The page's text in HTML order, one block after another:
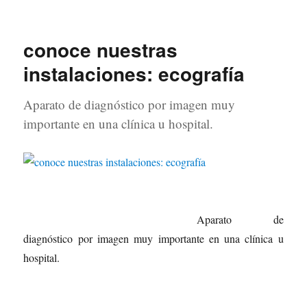
conoce nuestras
instalaciones: ecografía
Aparato de diagnóstico por imagen muy
importante en una clínica u hospital.
Aparato de
diagnóstico por imagen muy importante en una clínica u
hospital.